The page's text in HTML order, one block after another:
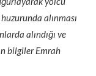
alınması
alındığı ve
bilgiler Emrah